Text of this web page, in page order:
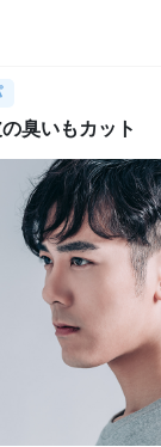
臭いもカット